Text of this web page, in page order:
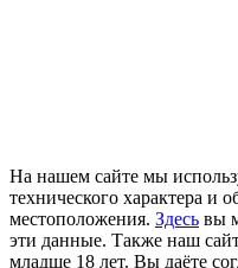
На нашем сайте мы
технического характера и
местоположения. Здесь вы
эти данные. Также наш
младше 18 лет. Вы даёте